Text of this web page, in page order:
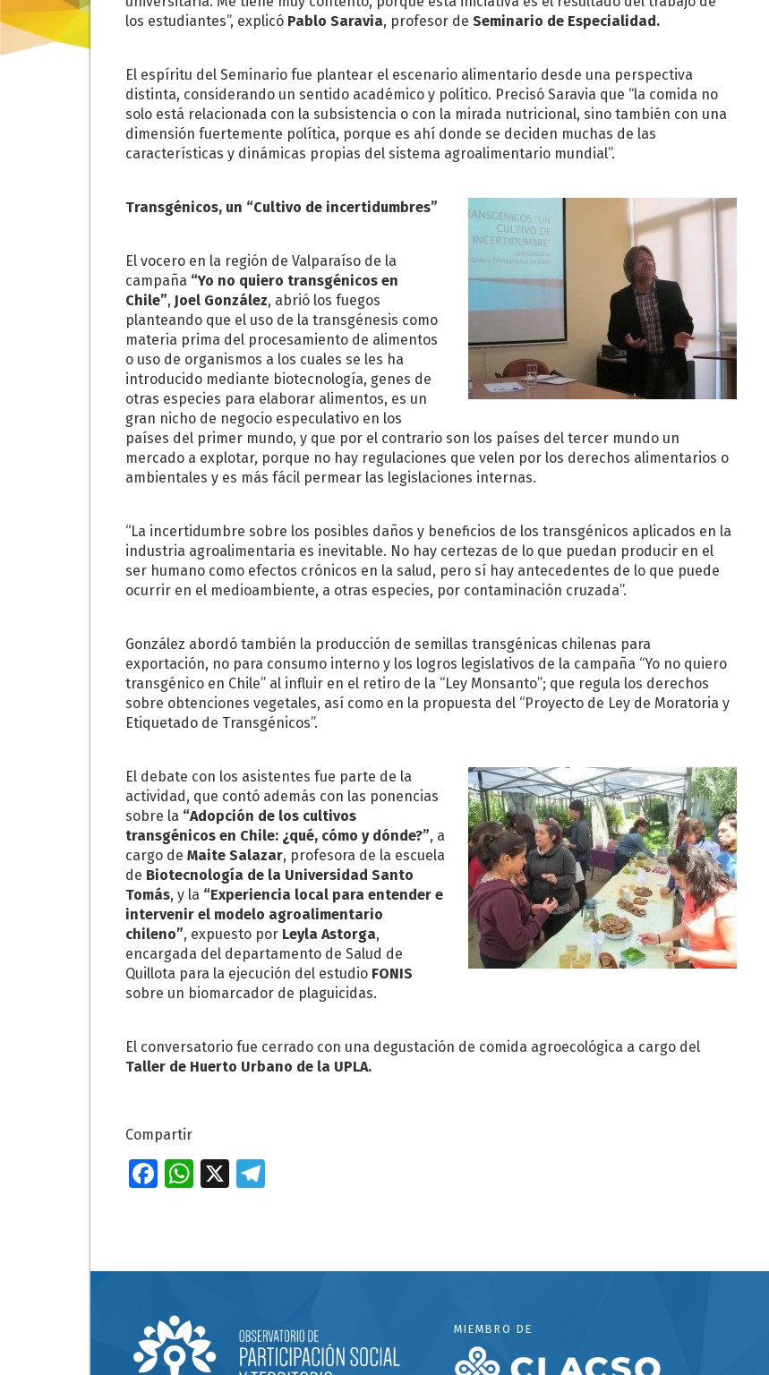
los estudiantes”, explicó Pablo Saravia, profesor de Seminario de Especialidad.
El espíritu del Seminario fue plantear el escenario alimentario desde una perspectiva
distinta, considerando un sentido académico y político. Precisó Saravia que “la comida no
solo está relacionada con la subsistencia o con la mirada nutricional, sino también con una
dimensión fuertemente política, porque es ahí donde se deciden muchas de las
características y dinámicas propias del sistema agroalimentario mundial”.
Transgénicos, un “Cultivo de incertidumbres”
El vocero en la región de Valparaíso de la
campaña “Yo no quiero transgénicos en
Chile”, Joel González, abrió los fuegos
planteando que el uso de la transgénesis como
materia prima del procesamiento de alimentos
o uso de organismos a los cuales se les ha
introducido mediante biotecnología, genes de
otras especies para elaborar alimentos, es un
gran nicho de negocio especulativo en los
países del primer mundo, y que por el contrario son los países del tercer mundo un
mercado a explotar, porque no hay regulaciones que velen por los derechos alimentarios o
ambientales y es más fácil permear las legislaciones internas.
“La incertidumbre sobre los posibles daños y beneficios de los transgénicos aplicados en la
industria agroalimentaria es inevitable. No hay certezas de lo que puedan producir en el
ser humano como efectos crónicos en la salud, pero sí hay antecedentes de lo que puede
ocurrir en el medioambiente, a otras especies, por contaminación cruzada”.
González abordó también la producción de semillas transgénicas chilenas para
exportación, no para consumo interno y los logros legislativos de la campaña “Yo no quiero
transgénico en Chile” al influir en el retiro de la “Ley Monsanto”; que regula los derechos
sobre obtenciones vegetales, así como en la propuesta del “Proyecto de Ley de Moratoria y
Etiquetado de Transgénicos”.
El debate con los asistentes fue parte de la
actividad, que contó además con las ponencias
sobre la “Adopción de los cultivos
transgénicos en Chile: ¿qué, cómo y dónde?”, a
cargo de Maite Salazar, profesora de la escuela
de Biotecnología de la Universidad Santo
Tomás, y la “Experiencia local para entender e
intervenir el modelo agroalimentario
chileno”, expuesto porLeyla Astorga,
encargada del departamento de Salud de
Quillota para la ejecución del estudio FONIS
sobre un biomarcador de plaguicidas.
El conversatorio fue cerrado con una degustación de comida agroecológica a cargo del
Taller de Huerto Urbano de la UPLA.
Compartir
Fa
k
W
p
p
X
T
MIEMBRO DE